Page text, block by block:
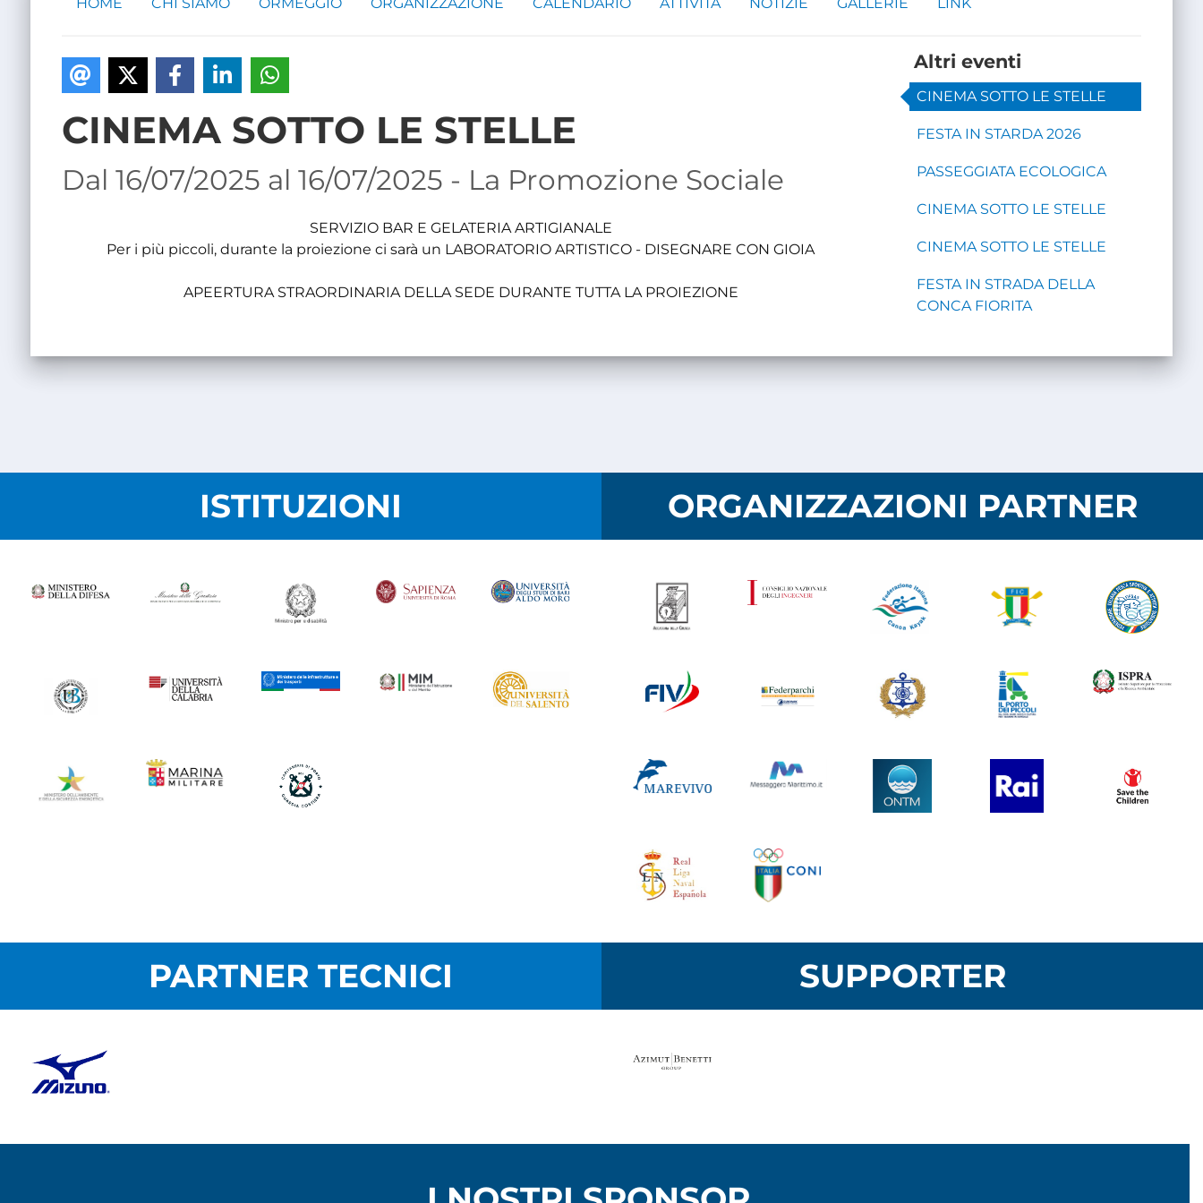
CINEMA SOTTO LE STELLE
Dal 16/07/2025 al 16/07/2025 - La Promozione Sociale
SERVIZIO BAR E GELATERIA ARTIGIANALE
Per i più piccoli, durante la proiezione ci sarà un LABORATORIO ARTISTICO - DISEGNARE CON GIOIA
APEERTURA STRAORDINARIA DELLA SEDE DURANTE TUTTA LA PROIEZIONE
Altri eventi
CINEMA SOTTO LE STELLE
FESTA IN STARDA 2026
PASSEGGIATA ECOLOGICA
CINEMA SOTTO LE STELLE
CINEMA SOTTO LE STELLE
FESTA IN STRADA DELLA
CONCA FIORITA
ISTITUZIONI ORGANIZZAZIONI PARTNER
PARTNER TECNICI SUPPORTER